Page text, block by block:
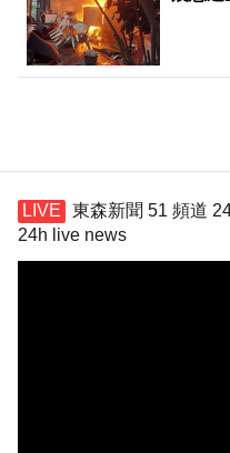
東森新聞 51 頻道
24h live news